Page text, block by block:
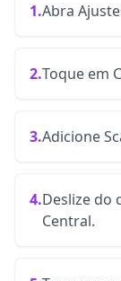
1.Abra
2.Toque em
3.Adicione
4.Deslize do
Central.